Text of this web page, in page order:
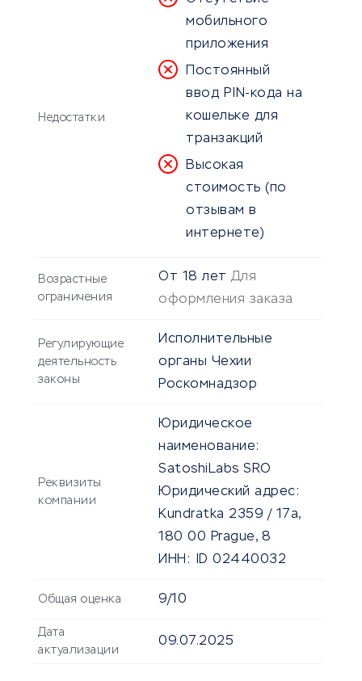
Недостатки
мобильного
приложения
Постоянный
ввод PIN-кода на
кошельке для
транзакций
Высокая
стоимость (по
отзывам в
интернете)
Возрастные
ограничения
От 18 лет Для
оформления заказа
Регулирующие
деятельность
законы
Исполнительные
органы Чехии
Роскомнадзор
Реквизиты
компании
Юридическое
наименование:
SatoshiLabs SRO
Юридический адрес:
Kundratka 2359 / 17a,
180 00 Prague, 8
ИНН: ID 02440032
Общая оценка 9/10
Дата
актуализации
09.07.2025